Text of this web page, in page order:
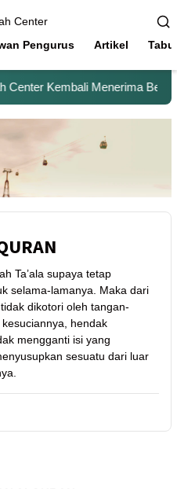
Pengurus Artikel
Center Kembali Menerima Beras
Ta’ala supaya tetap
selama-lamanya. Maka dari
dikotori oleh tangan-
hendak
mengganti isi yang
sesuatu dari luar